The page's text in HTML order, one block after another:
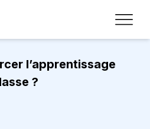
l’apprentissage
?